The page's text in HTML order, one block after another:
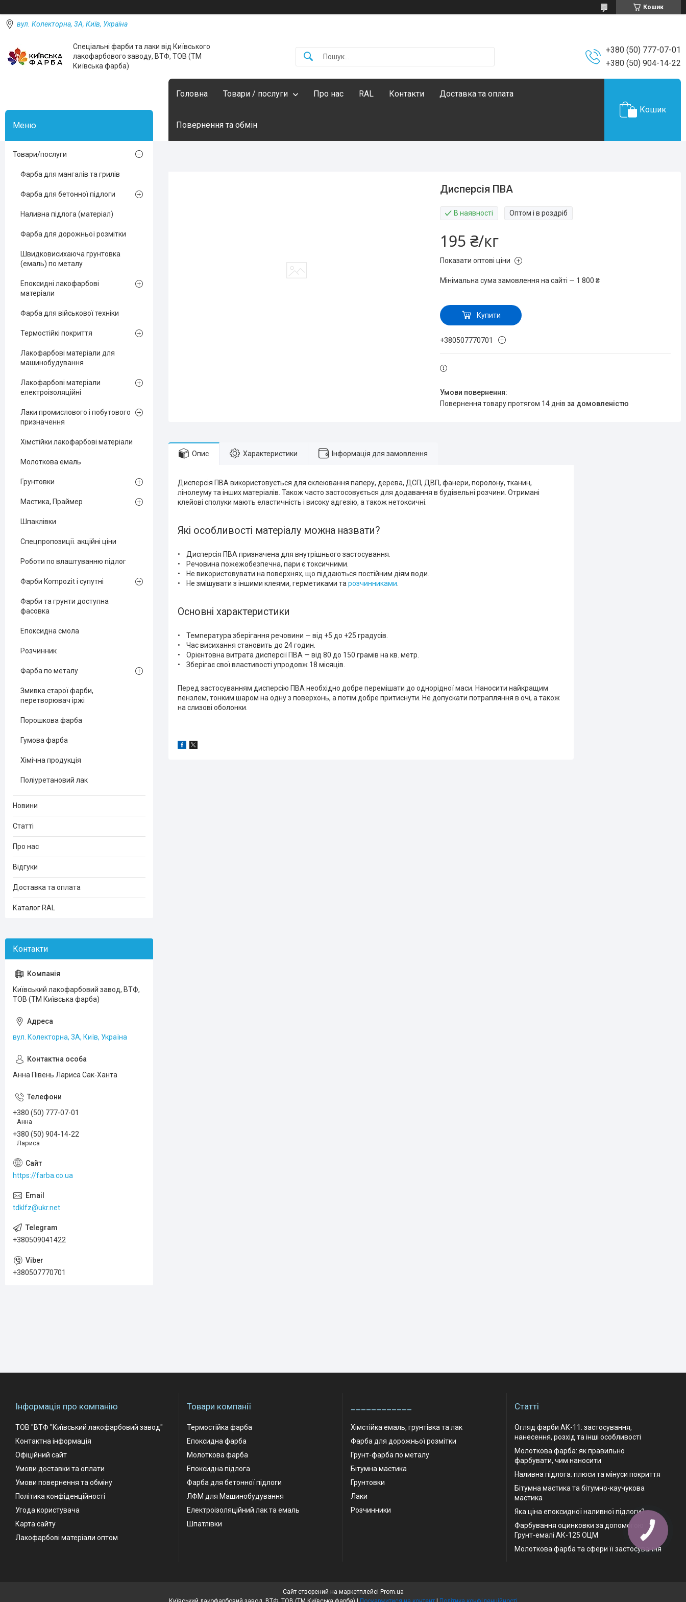
Кошик
вул. Колекторна, 3А, Київ, Україна
Спеціальні фарби та лаки від Київського
лакофарбового заводу, ВТФ, ТОВ (ТМ
Київська фарба)
+380 (50) 777-07-01
+380 (50) 904-14-22
Головна Товари / послуги Про нас RAL Контакти Доставка та оплата
Повернення та обмін
Кошик
Дисперсія ПВА
В наявності Оптом і в роздріб
195 ₴/кг
Показати оптові ціни
Мінімальна сума замовлення на сайті — 1 800 ₴
Купити
+380507770701
повернення товару протягом 14 днів за домовленістю
Опис Характеристики Інформація для замовлення
Дисперсія ПВА використовується для склеювання паперу, дерева, ДСП, ДВП, фанери, поролону, тканин,
лінолеуму та інших матеріалів. Також часто застосовується для додавання в будівельні розчини. Отримані
клейові сполуки мають еластичність і високу адгезію, а також нетоксичні.
Які особливості матеріалу можна назвати?
• Дисперсія ПВА призначена для внутрішнього застосування.
• Речовина пожежобезпечна, пари є токсичними.
• Не використовувати на поверхнях, що піддаються постійним діям води.
• Не змішувати з іншими клеями, герметиками та розчинниками
Основні характеристики
• Температура зберігання речовини — від +5 до +25 градусів.
• Час висихання становить до 24 годин.
• Орієнтовна витрата дисперсії ПВА — від 80 до 150 грамів на кв. метр.
• Зберігає свої властивості упродовж 18 місяців.
Перед застосуванням дисперсію ПВА необхідно добре перемішати до однорідної маси. Наносити найкращим
пензлем, тонким шаром на одну з поверхонь, а потім добре притиснути. Не допускати потрапляння в очі, а також
на слизові оболонки.
Товари/послуги
Фарба для мангалів та грилів
Фарба для бетонної підлоги
Наливна підлога (матеріал)
Фарба для дорожньої розмітки
Швидковисихаюча грунтовка
(емаль) по металу
Епоксидні лакофарбові
матеріали
Фарба для військової техніки
Термостійкі покриття
Лакофарбові матеріали для
машинобудування
Лакофарбові матеріали
електроізоляційні
Лаки промислового і побутового
призначення
Хімстійки лакофарбові матеріали
Молоткова емаль
Грунтовки
Мастика, Праймер
Шпаклівки
Спецпропозиції. акційні ціни
Роботи по влаштуванню підлог
Фарби Kompozit і супутні
Фарби та грунти доступна
фасовка
Епоксидна смола
Розчинник
Фарба по металу
Змивка старої фарби,
перетворювач іржі
Порошкова фарба
Гумова фарба
Хімічна продукція
Поліуретановий лак
Новини
Статті
Про нас
Відгуки
Доставка та оплата
Каталог RAL
Київський лакофарбовий завод, ВТФ,
ТОВ (ТМ Київська фарба)
вул. Колекторна, 3А, Київ, Україна
Анна Півень Лариса Сак-Ханта
+380 (50) 777-07-01
Анна
+380 (50) 904-14-22
Лариса
https://farba.co.ua
tdklfz@ukr.net
+380509041422
+380507770701
Інформація про компанію
ТОВ "ВТФ "Київський лакофарбовий завод"
Контактна інформація
Офіційний сайт
Умови доставки та оплати
Умови повернення та обміну
Політика конфіденційності
Угода користувача
Карта сайту
Лакофарбові матеріали оптом
Товари компанії
Термостійка фарба
Епоксидна фарба
Молоткова фарба
Епоксидна підлога
Фарба для бетонної підлоги
ЛФМ для Машинобудування
Електроізоляційний лак та емаль
Шпатлівки
Хімстійка емаль, грунтівка та лак
Фарба для дорожньої розмітки
Грунт-фарба по металу
Бітумна мастика
Грунтовки
Лаки
Розчинники
Статті
Огляд фарби АК-11: застосування,
нанесення, розхід та інші особливості
Молоткова фарба: як правильно
фарбувати, чим наносити
Наливна підлога: плюси та мінуси покриття
Бітумна мастика та бітумно-каучукова
мастика
Яка ціна епоксидної наливної підлоги?
Фарбування оцинковки за допомогою
Грунт-емалі АК-125 ОЦМ
Молоткова фарба та сфери її застосування
Сайт створений на маркетплейсі Prom.ua